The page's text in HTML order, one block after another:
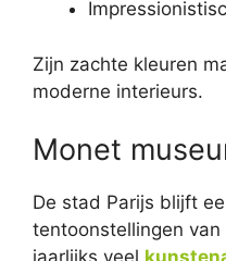
Zijn zachte kleuren
moderne interieurs.
Monet
De stad Parijs blijft
tentoonstellingen